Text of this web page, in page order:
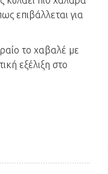
επιβάλλεται για
το χαβαλέ με
εξέλιξη στο